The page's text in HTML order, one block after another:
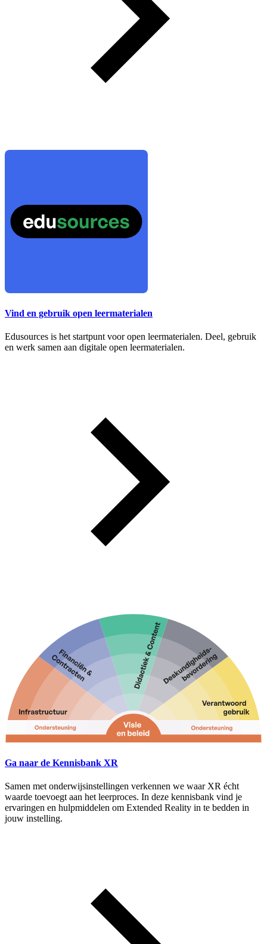
Vind en gebruik open leermaterialen
Edusources is het startpunt voor open leermaterialen. Deel, gebruik
en werk samen aan digitale open leermaterialen.
Ga naar de Kennisbank XR
Samen met onderwijsinstellingen verkennen we waar XR écht
waarde toevoegt aan het leerproces. In deze kennisbank vind je
ervaringen en hulpmiddelen om Extended Reality in te bedden in
jouw instelling.